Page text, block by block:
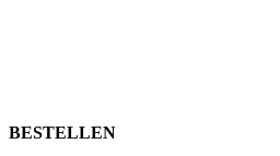
BESTELLEN